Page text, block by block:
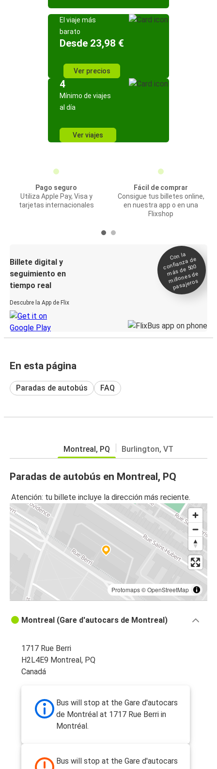
El viaje más
barato
Desde 23,98 €
Ver precios
4
Mínimo de viajes
al día
Ver viajes
Pago seguro
Utiliza Apple Pay, Visa y
tarjetas internacionales
Fácil de comprar
Consigue tus billetes online,
en nuestra app o en una
Flixshop
Billete digital y
seguimiento en
tiempo real
Descubre la App de Flix
Con la
confianza de
más de 500
millones de
pasajeros
En esta página
Paradas de autobús FAQ
Montreal, PQ Burlington, VT
Paradas de autobús en Montreal, PQ
Atención: tu billete incluye la dirección más reciente.
Protomaps©OpenStreetMap
Montreal (Gare d'autocars de Montreal)
1717 Rue Berri
H2L4E9 Montreal, PQ
Canadá
Bus will stop at the Gare d'autocars
de Montréal at 1717 Rue Berri in
Montréal.
Bus will stop at the Gare d'autocars